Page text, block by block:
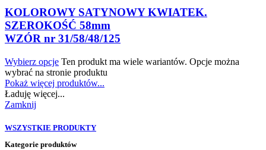
KOLOROWY SATYNOWY KWIATEK.
SZEROKOŚĆ 58mm
WZÓR nr 31/58/48/125
Wybierz opcje Ten produkt ma wiele wariantów. Opcje można
wybrać na stronie produktu
Pokaż więcej produktów...
Ładuję więcej...
Zamknij
WSZYSTKIE PRODUKTY
Kategorie produktów